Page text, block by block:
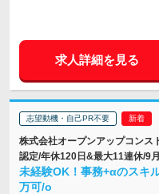
求人詳細を見る
志望動機・自己PR不要
株式会社オープンアップコンス
認定/年休120日&最大11連休/9
未経験OK！事務+αのスキ
万可/o